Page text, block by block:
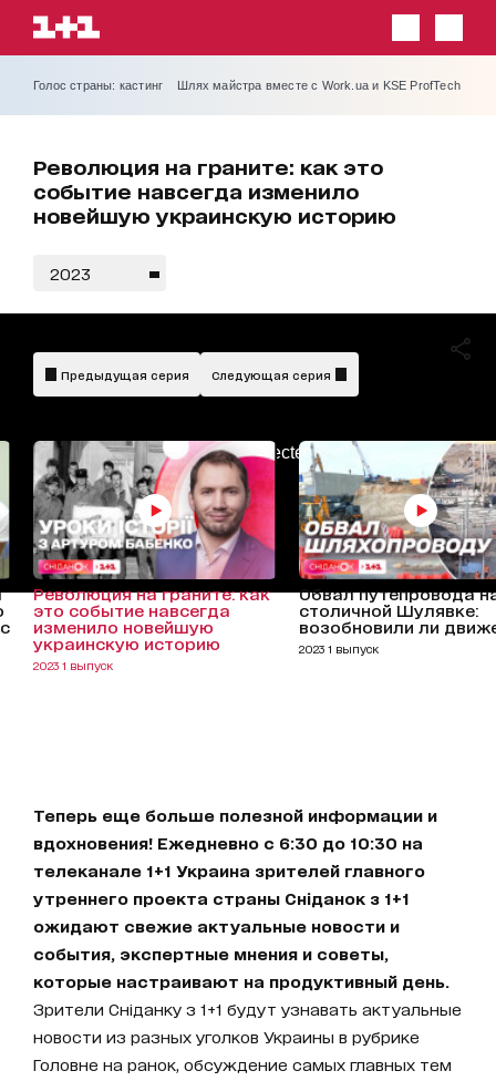
Голос страны: кастинг Шлях майстра вместе с Work.ua и KSE ProfTech
Революция на граните: как это
событие навсегда изменило
новейшую украинскую историю
2023
AdBlockDetected!
Предыдущая серия Следующая серия
Революция на граните: как
это событие навсегда
изменило новейшую
украинскую историю
2023 1 выпуск
Обвал путепровода
столичной Шулявке:
возобновили ли
2023 1 выпуск
Теперь еще больше полезной информации и
вдохновения! Ежедневно с 6:30 до 10:30 на
телеканале 1+1 Украина зрителей главного
утреннего проекта страны Сніданок з 1+1
ожидают свежие актуальные новости и
события, экспертные мнения и советы,
которые настраивают на продуктивный день.
Зрители Сніданку з 1+1 будут узнавать актуальные
новости из разных уголков Украины в рубрике
Головне на ранок, обсуждение самых главных тем